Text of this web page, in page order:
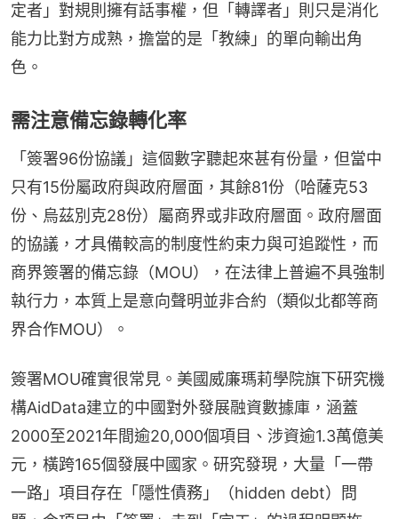
定者」對規則擁有話事權，但「轉譯者」則只是消化
能力比對方成熟，擔當的是「教練」的單向輸出角
色。
需注意備忘錄轉化率
「簽署96份協議」這個數字聽起來甚有份量，但當中
只有15份屬政府與政府層面，其餘81份（哈薩克53
份、烏茲別克28份）屬商界或非政府層面。政府層面
的協議，才具備較高的制度性約束力與可追蹤性，而
商界簽署的備忘錄（MOU），在法律上普遍不具強制
執行力，本質上是意向聲明並非合約（類似北都等商
界合作MOU）。
簽署MOU確實很常見。美國威廉瑪莉學院旗下研究機
構AidData建立的中國對外發展融資數據庫，涵蓋
2000至2021年間逾20,000個項目、涉資逾1.3萬億美
元，橫跨165個發展中國家。研究發現，大量「一帶
一路」項目存在「隱性債務」（hidden debt）問